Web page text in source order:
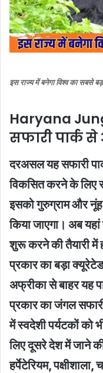
इस राज्य में बनेगा विश्व का सबसे
Haryana
सफारी पार्क
दरअसल यह सफारी
विकसित करने के लिए
इसको गुरुग्राम और नूंह
किया जाएगा। अब
शुरू करने की तैयारी में
प्रकार का बड़ा
अफ्रीका से बाहर यह
प्रकार का जंगल
में स्वदेशी पर्यटकों को
लिए दूसरे देश में जाने
हर्पेटेरियम, पक्षीशाला,